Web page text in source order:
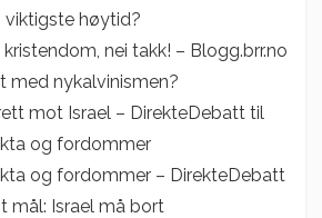
viktigste høytid?
nei takk! – Blogg.brr.no
med nykalvinismen?
mot Israel – DirekteDebatt til
og fordommer
og fordommer – DirekteDebatt
mål: Israel må bort